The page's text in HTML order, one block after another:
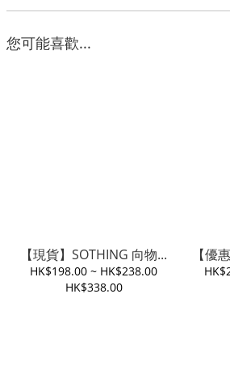
您可能喜歡...
【現貨】SOTHING 向物...
HK$198.00 ~ HK$238.00
HK$338.00
【優